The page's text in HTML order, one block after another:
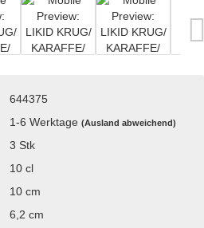
644375
1-6 Werktage(Ausland abweichend)
3 Stk
10 cl
10 cm
6,2 cm